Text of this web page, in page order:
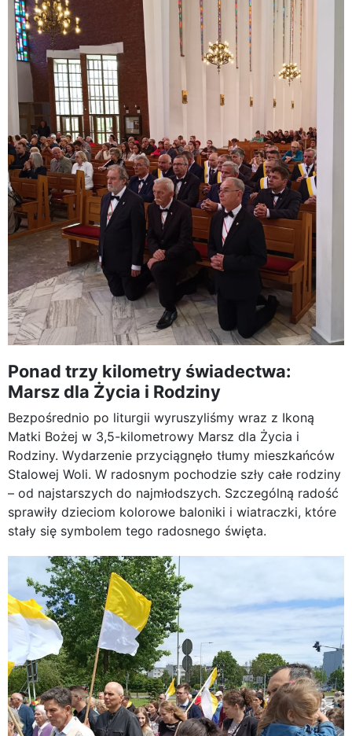
Ponad trzy kilometry świadectwa:
Marsz dla Życia i Rodziny
Bezpośrednio po liturgii wyruszyliśmy wraz z Ikoną
Matki Bożej w 3,5-kilometrowy Marsz dla Życia i
Rodziny. Wydarzenie przyciągnęło tłumy mieszkańców
Stalowej Woli. W radosnym pochodzie szły całe rodziny
– od najstarszych do najmłodszych. Szczególną radość
sprawiły dzieciom kolorowe baloniki i wiatraczki, które
stały się symbolem tego radosnego święta.